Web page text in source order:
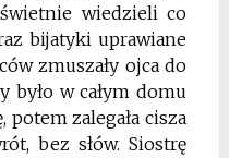
wiedzieli co
bijatyki uprawiane
zmuszały ojca do
było w całym domu
zalegała cisza
bez słów. Siostrę